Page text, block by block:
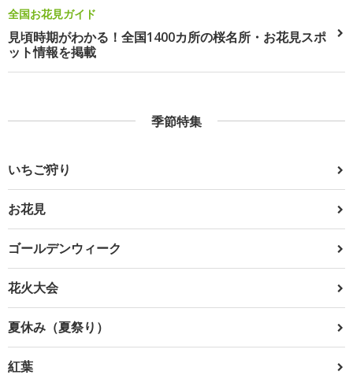
全国お花見ガイド
見頃時期がわかる！全国1400カ所の桜名所・お花見スポ
ット情報を掲載
季節特集
いちご狩り
お花見
ゴールデンウィーク
花火大会
夏休み（夏祭り）
紅葉